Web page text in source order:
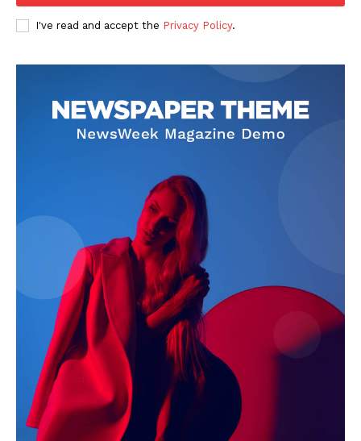
I've read and accept the Privacy Policy.